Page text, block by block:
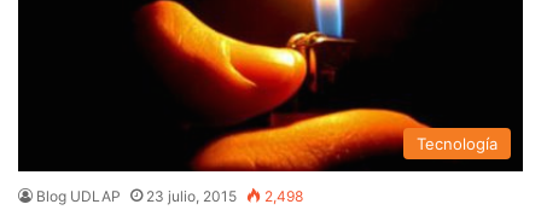
Tecnología
Blog UDLAP 23 julio, 2015 2,498